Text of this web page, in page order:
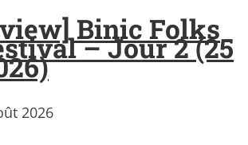
Binic Folks
– Jour 2 (25
2026